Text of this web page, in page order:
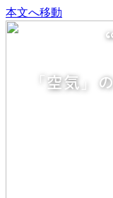
本文へ移動
「空気」